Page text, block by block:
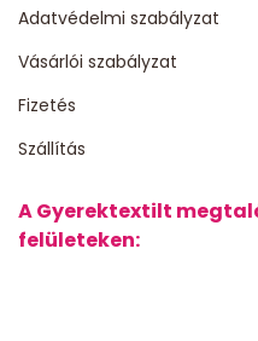
Adatvédelmi szabályzat
Vásárlói szabályzat
Fizetés
Szállítás
A Gyerektextilt
felületeken: